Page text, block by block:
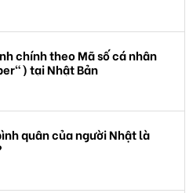
chính theo Mã số cá nhân
tại Nhật Bản
quân của người Nhật là